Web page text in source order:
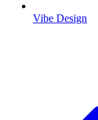
Vibe Design